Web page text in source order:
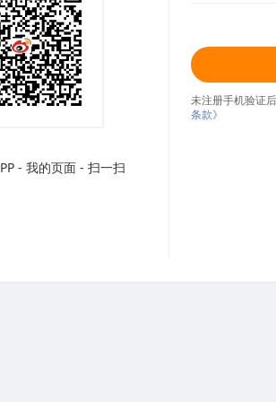
- 我的页面 - 扫一扫
未注册手机验证
条款》